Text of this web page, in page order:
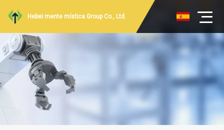
Hebei mente mística Group Co., Ltd.